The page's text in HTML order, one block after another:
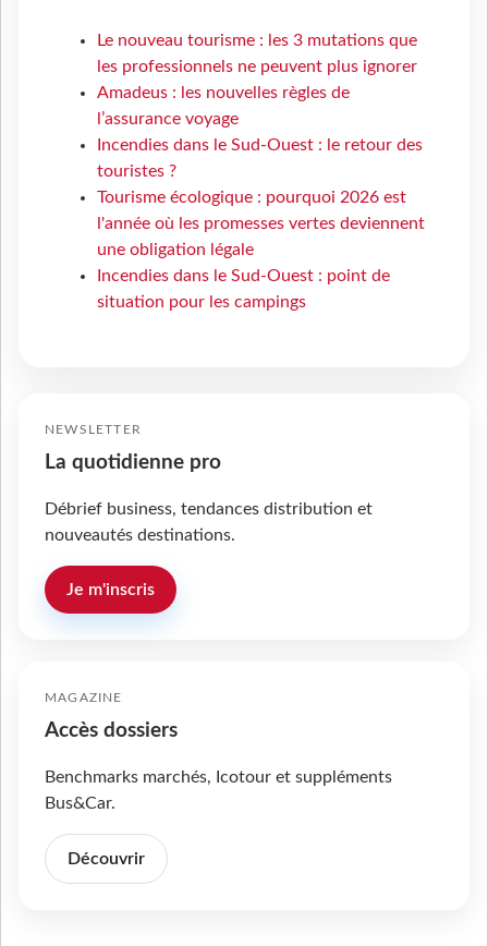
Le nouveau tourisme : les 3 mutations que
les professionnels ne peuvent plus ignorer
Amadeus : les nouvelles règles de
l’assurance voyage
Incendies dans le Sud-Ouest : le retour des
touristes ?
Tourisme écologique : pourquoi 2026 est
l'année où les promesses vertes deviennent
une obligation légale
Incendies dans le Sud-Ouest : point de
situation pour les campings
NEWSLETTER
La quotidienne pro
Débrief business, tendances distribution et
nouveautés destinations.
Je m'inscris
MAGAZINE
Accès dossiers
Benchmarks marchés, Icotour et suppléments
Bus&Car.
Découvrir